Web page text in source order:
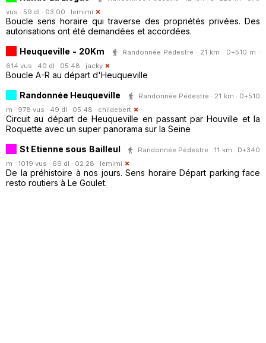
vus · 59 dl · 03:00 · lemimi
Boucle sens horaire qui traverse des propriétés privées. Des
autorisations ont été demandées et accordées.
Heuqueville - 20Km
Randonnée Pédestre · 21 km · D+510 m ·
614 vus · 40 dl · 05:48 · jacky
Boucle A-R au départ d'Heuqueville
Randonnée Heuqueville
Randonnée Pédestre · 21 km · D+510
m · 978 vus · 49 dl · 05:48 · childebert
Circuit au départ de Heuqueville en passant par Houville et la
Roquette avec un super panorama sur la Seine
St Etienne sous Bailleul
Randonnée Pédestre · 11 km · D+340
m · 1019 vus · 69 dl · 02:28 · lemimi
De la préhistoire à nos jours. Sens horaire Départ parking face
resto routiers à Le Goulet.